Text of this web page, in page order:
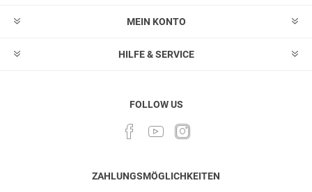
MEIN KONTO
HILFE & SERVICE
FOLLOW US
ZAHLUNGSMÖGLICHKEITEN